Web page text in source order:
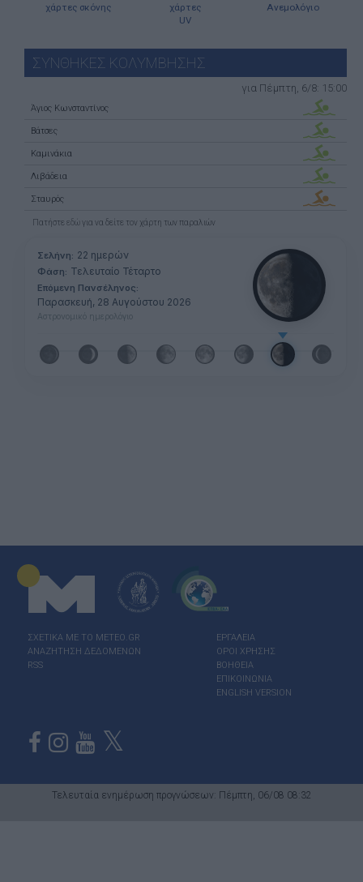
χάρτες σκόνης
χάρτες
UV
Ανεμολόγιο
ΣΥΝΘΗΚΕΣ ΚΟΛΥΜΒΗΣΗΣ
για Πέμπτη, 6/8: 15:00
Άγιος Κωνσταντίνος
Βάτσες
Καμινάκια
Λιβάδεια
Σταυρός
Πατήστε εδώγια να δείτε τον χάρτη των παραλιών
Σελήνη: 22 ημερών
Φάση: Τελευταίο Τέταρτο
Επόμενη Πανσέληνος:
Παρασκευή, 28 Αυγούστου 2026
Αστρονομικό ημερολόγιο
ΣΧΕΤΙΚΑ ΜΕ ΤΟ ΜΕΤΕΟ.GR
ΑΝΑΖΗΤΗΣΗ ΔΕΔΟΜΕΝΩΝ
RSS
ΕΡΓΑΛΕΙΑ
ΟΡΟΙ ΧΡΗΣΗΣ
ΒΟΗΘΕΙΑ
ΕΠΙΚΟΙΝΩΝΙΑ
ENGLISH VERSION
Τελευταία ενημέρωση προγνώσεων: Πέμπτη, 06/08 08:32